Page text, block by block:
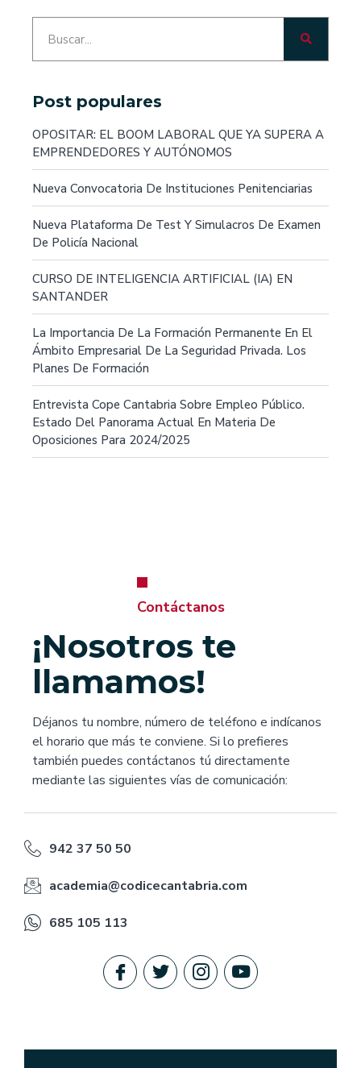
Post populares
OPOSITAR: EL BOOM LABORAL QUE YA SUPERA A
EMPRENDEDORES Y AUTÓNOMOS
Nueva Convocatoria De Instituciones Penitenciarias
Nueva Plataforma De Test Y Simulacros De Examen
De Policía Nacional
CURSO DE INTELIGENCIA ARTIFICIAL (IA) EN
SANTANDER
La Importancia De La Formación Permanente En El
Ámbito Empresarial De La Seguridad Privada. Los
Planes De Formación
Entrevista Cope Cantabria Sobre Empleo Público.
Estado Del Panorama Actual En Materia De
Oposiciones Para 2024/2025
Contáctanos
¡Nosotros te
llamamos!
Déjanos tu nombre, número de teléfono e indícanos
el horario que más te conviene. Si lo prefieres
también puedes contáctanos tú directamente
mediante las siguientes vías de comunicación:
942 37 50 50
academia@codicecantabria.com
685 105 113